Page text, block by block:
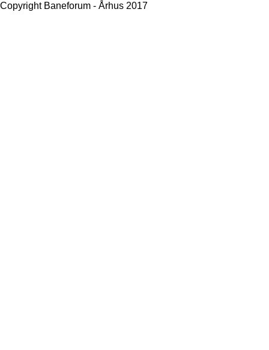
Copyright Baneforum - Århus 2017